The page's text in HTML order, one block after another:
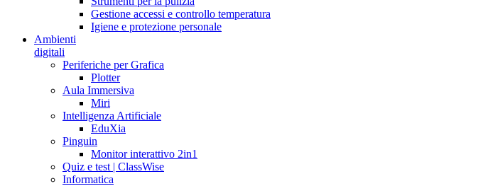
Gestione accessi e controllo temperatura
Igiene e protezione personale
Ambienti
digitali
Periferiche per Grafica
Plotter
Aula Immersiva
Miri
Intelligenza Artificiale
EduXia
Pinguin
Monitor interattivo 2in1
Quiz e test | ClassWise
Informatica